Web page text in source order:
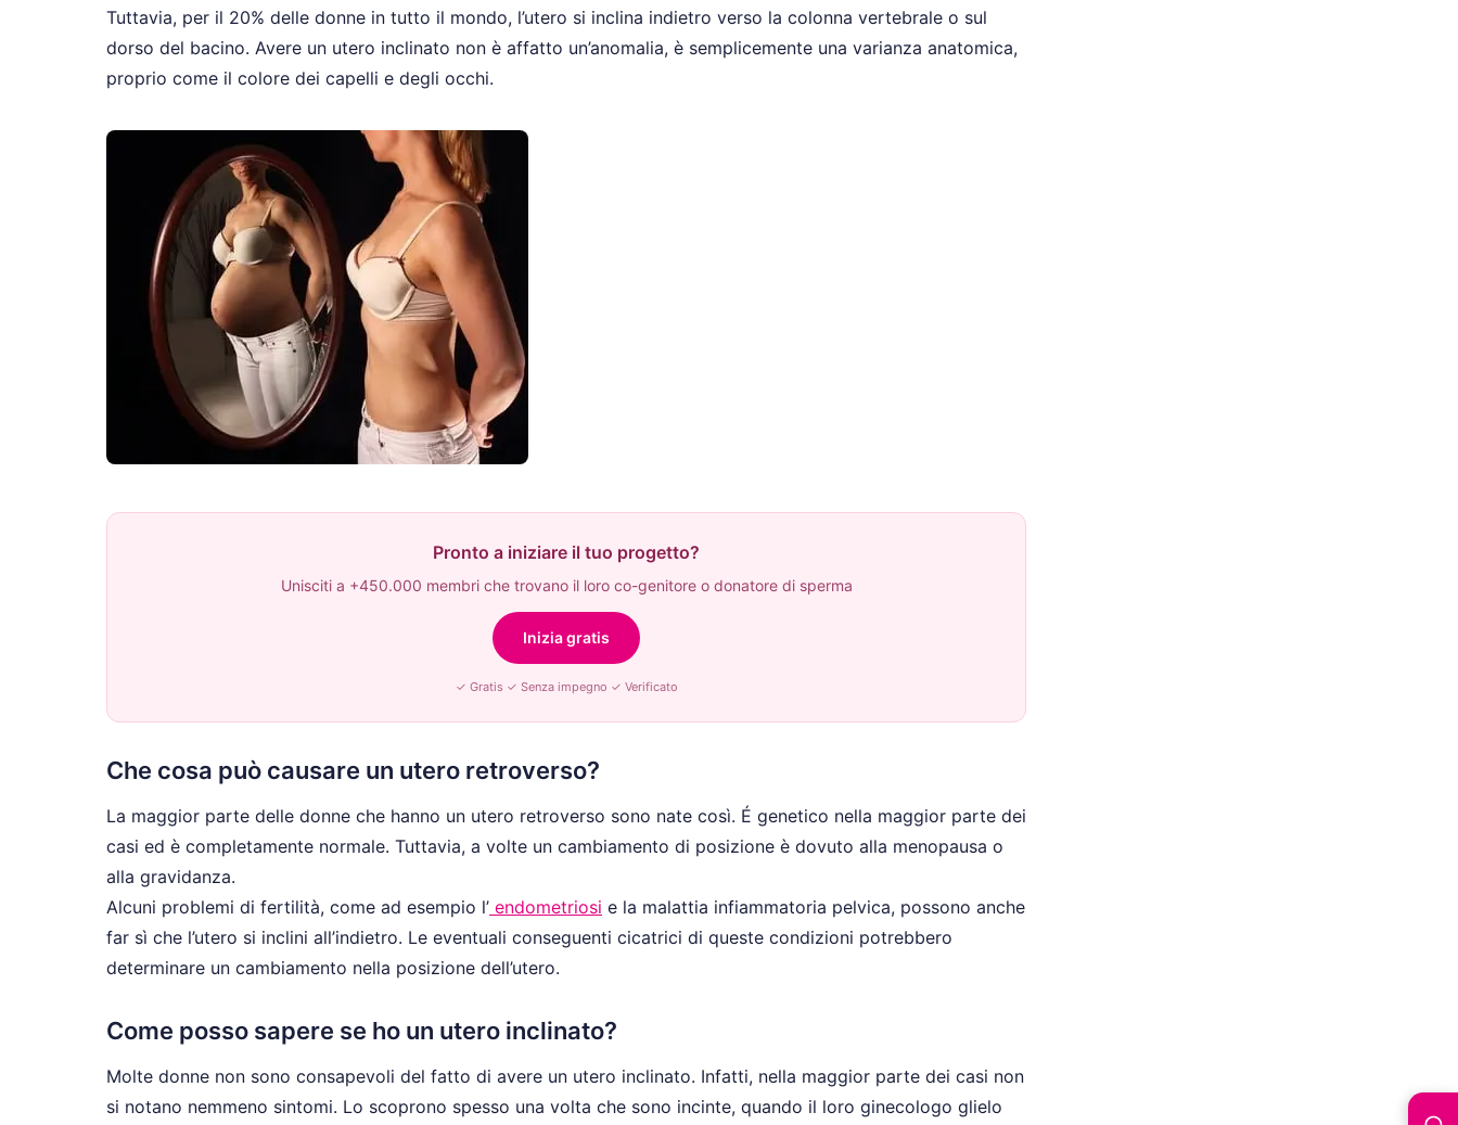
Tuttavia, per il 20% delle donne in tutto il mondo, l’utero si inclina indietro verso la colonna vertebrale o sul
dorso del bacino. Avere un utero inclinato non è affatto un’anomalia, è semplicemente una varianza anatomica,
proprio come il colore dei capelli e degli occhi.
Pronto a iniziare il tuo progetto?
Unisciti a +450.000 membri che trovano il loro co-genitore o donatore di sperma
Inizia gratis
✓ Gratis ✓ Senza impegno ✓ Verificato
Che cosa può causare un utero retroverso?
La maggior parte delle donne che hanno un utero retroverso sono nate così. É genetico nella maggior parte dei
casi ed è completamente normale. Tuttavia, a volte un cambiamento di posizione è dovuto alla menopausa o
alla gravidanza.
Alcuni problemi di fertilità, come ad esempio l’ endometriosi e la malattia infiammatoria pelvica, possono anche
far sì che l’utero si inclini all’indietro. Le eventuali conseguenti cicatrici di queste condizioni potrebbero
determinare un cambiamento nella posizione dell’utero.
Come posso sapere se ho un utero inclinato?
Molte donne non sono consapevoli del fatto di avere un utero inclinato. Infatti, nella maggior parte dei casi non
si notano nemmeno sintomi. Lo scoprono spesso una volta che sono incinte, quando il loro ginecologo glielo